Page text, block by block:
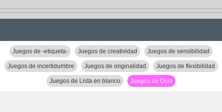
Juegos de -etiqueta- Juegos de creatividad Juegos de sensibilidad
Juegos de incertidumbre Juegos de originalidad Juegos de flexibilidad
Juegos de Lista en blanco Juegos de Ocio